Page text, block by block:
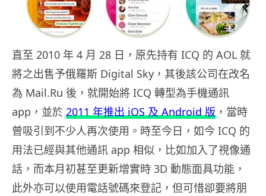
直至 2010 年 4 月 28 日，原先持有 ICQ 的 AOL 就
將之出售予俄羅斯 Digital Sky，其後該公司在改名
為 Mail.Ru 後，就開始將 ICQ 轉型為手機通訊
app，並於 2011 年推出 iOS 及 Android 版 ，當時
曾吸引到不少人再次使用。時至今日，如今 ICQ 的
用法已經與其他通訊 app 相似，比如加入了視像通
話，而本月初甚至更新增實時 3D 動態面具功能，
此外亦可以使用電話號碼來登記，但可惜卻要將朋